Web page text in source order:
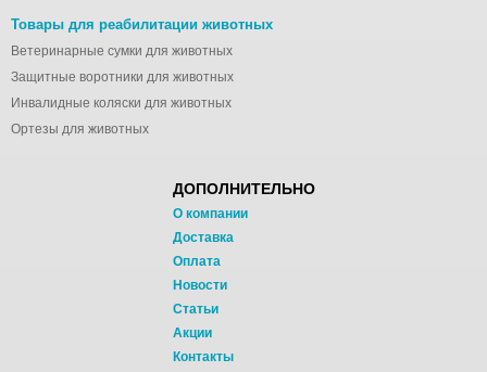
Товары для реабилитации животных
Ветеринарные сумки для животных
Защитные воротники для животных
Инвалидные коляски для животных
Ортезы для животных
ДОПОЛНИТЕЛЬНО
О компании
Доставка
Оплата
Новости
Статьи
Акции
Контакты